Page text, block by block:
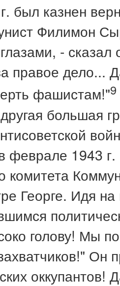
был казнен
Филимон
-
правое дело...
фашистам!"9
большая
феврале 1943 г.
комитета
Георге. Идя на
голову! Мы
Он
оккупантов!